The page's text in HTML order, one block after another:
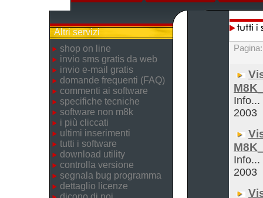
Altri servizi
shop on line
invio sms gratis da web
invio e-mail gratis
domande frequenti (FAQ)
commenti ai software
specifiche tecniche
software non m8k
i più cliccati
ultimi inserimenti
tutti i software
download utility
controlla versione
segnala bug programma
dettaglio licenze
Info...
2003
Info...
2003